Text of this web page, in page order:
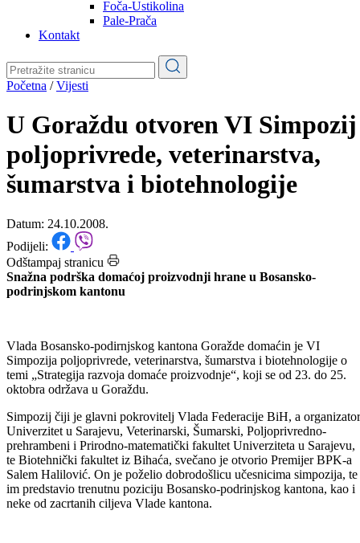
Općine
Pale-Prača
Kontakt
Početna/Vijesti
U Goraždu otvoren VI Simpozij
poljoprivrede, veterinarstva,
šumarstva i biotehnologije
Datum: 24.10.2008.
Podijeli: